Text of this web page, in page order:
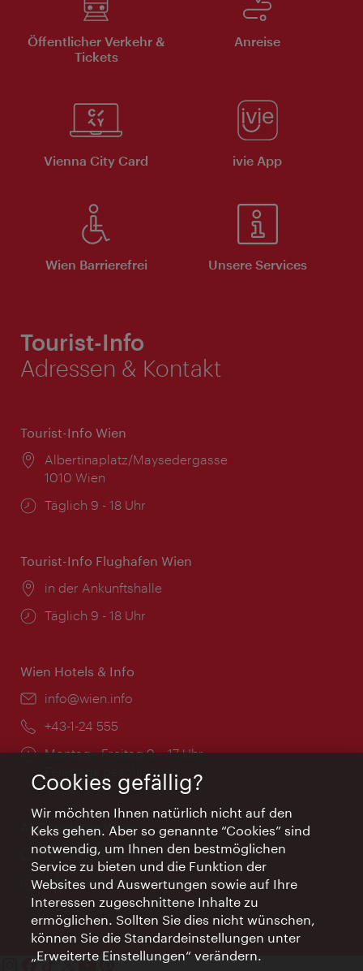
Öffentlicher Verkehr &
Tickets
Anreise
Vienna City Card ivie App
Wien Barrierefrei Unsere Services
Tourist-Info
Adressen & Kontakt
Tourist-Info Wien
Ort:
Albertinaplatz/Maysedergasse
1010 Wien
Öffnungszeiten:
Täglich 9 - 18 Uhr
Tourist-Info Flughafen Wien
Ort:
in der Ankunftshalle
Öffnungszeiten:
Täglich 9 - 18 Uhr
Wien Hotels & Info
Email:
info@wien.info
Telefon:
+43-1-24 555
Öffnungszeiten:
Montag - Freitag 9 – 17 Uhr
Feiertags geschlossen
AI Concierge Wien
Ort:
concierge.wien.info
Öffnungszeiten:
Informationen rund um die Uhr
Cookies gefällig?
Wir möchten Ihnen natürlich nicht auf den
Keks gehen. Aber so genannte “Cookies” sind
notwendig, um Ihnen den bestmöglichen
Service zu bieten und die Funktion der
Websites und Auswertungen sowie auf Ihre
Interessen zugeschnittene Inhalte zu
ermöglichen. Sollten Sie dies nicht wünschen,
können Sie die Standardeinstellungen unter
„Erweiterte Einstellungen“ verändern.